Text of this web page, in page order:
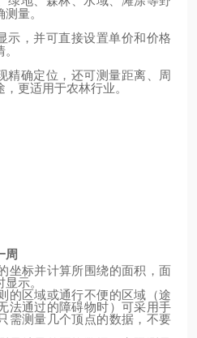
量。
示，并可直接设置单价和价格
精确定位，还可测量距离、周
更适用于农林行业。
周
坐标并计算所围绕的面积，面
示。
的区域或通行不便的区域（途
法通过的障碍物时）可采用手
需测量几个顶点的数据，不要